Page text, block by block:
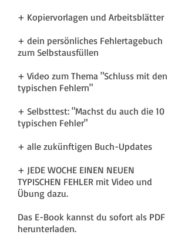
+ Kopiervorlagen und Arbeitsblätter
+ dein persönliches Fehlertagebuch
zum Selbstausfüllen
+ Video zum Thema "Schluss mit den
typischen Fehlern"
+ Selbsttest: "Machst du auch die 10
typischen Fehler"
+ alle zukünftigen Buch-Updates
+ JEDE WOCHE EINEN NEUEN
TYPISCHEN FEHLER mit Video und
Übung dazu.
Das E-Book kannst du sofort als PDF
herunterladen.